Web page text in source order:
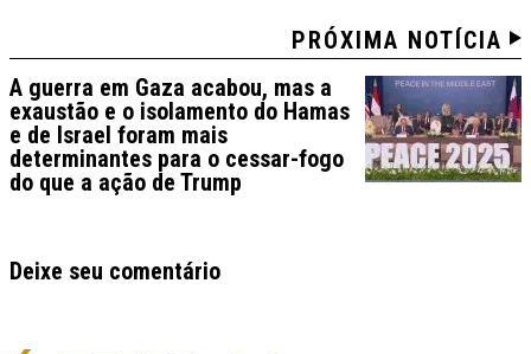
PRÓXIMA NOTÍCIA
A guerra em Gaza acabou, mas a
exaustão e o isolamento do Hamas
e de Israel foram mais
determinantes para o cessar-fogo
do que a ação de Trump
Deixe seu comentário